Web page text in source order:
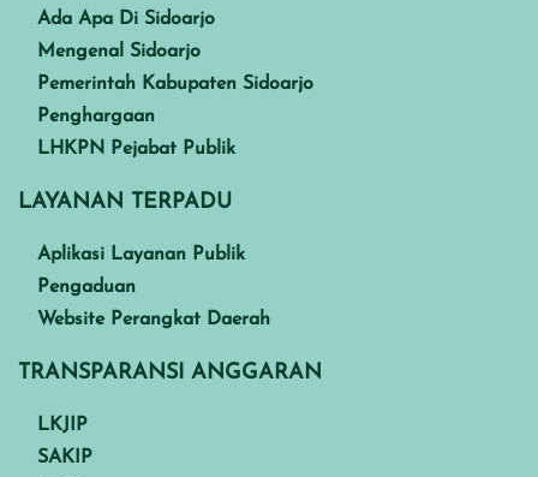
Ada Apa Di Sidoarjo
Mengenal Sidoarjo
Pemerintah Kabupaten Sidoarjo
Penghargaan
LHKPN Pejabat Publik
LAYANAN TERPADU
Aplikasi Layanan Publik
Pengaduan
Website Perangkat Daerah
TRANSPARANSI ANGGARAN
LKJIP
SAKIP